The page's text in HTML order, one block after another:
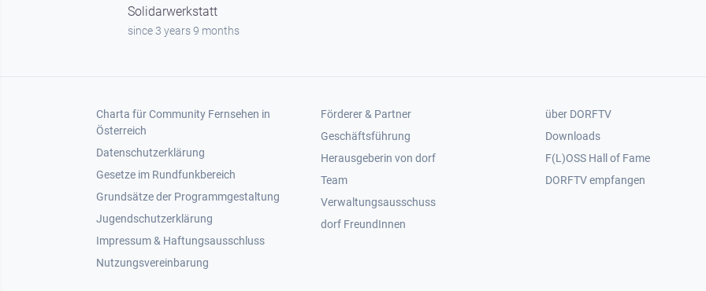
Solidarwerkstatt
since 3 years 9 months
Footer 1
Charta für Community Fernsehen in
Österreich
Datenschutzerklärung
Gesetze im Rundfunkbereich
Grundsätze der Programmgestaltung
Jugendschutzerklärung
Impressum & Haftungsausschluss
Nutzungsvereinbarung
Footer 2
Förderer & Partner
Geschäftsführung
Herausgeberin von dorf
Team
Verwaltungsausschuss
dorf FreundInnen
Footer 3
über DORFTV
Downloads
F(L)OSS Hall of Fame
Footer 4
DORFTV empfangen